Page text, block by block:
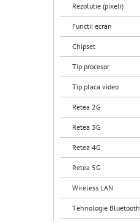
Rezolutie (pixeli)
Functii ecran
Chipset
Tip procesor
Tip placa video
Retea 2G
Retea 3G
Retea 4G
Retea 5G
Wireless LAN
Tehnologie Bluetooth